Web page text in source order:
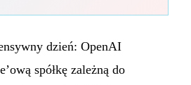
dzień: OpenAI
spółkę zależną do